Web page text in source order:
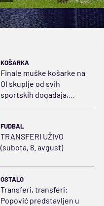
KOŠARKA
Finale muške košarke na
OI skuplje od svih
sportskih događaja,
FUDBAL
TRANSFERI UŽIVO
(subota, 8. avgust)
OSTALO
Transferi, transferi:
Popović predstavljen u